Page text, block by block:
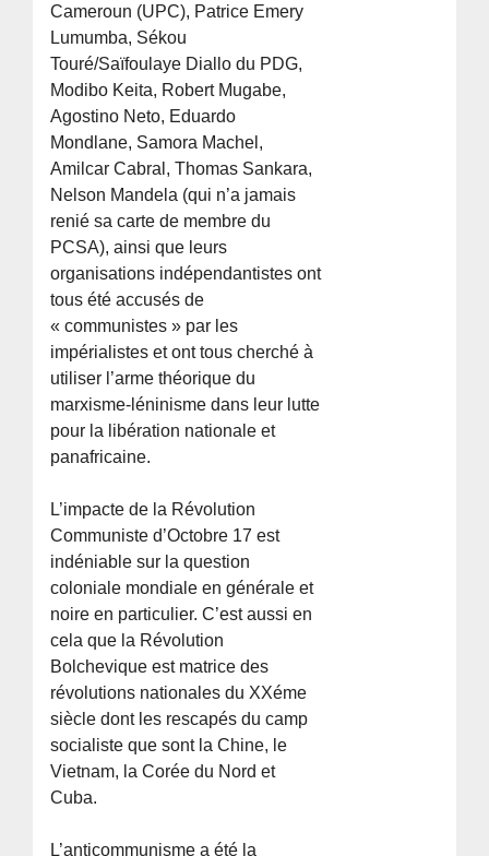
Cameroun (UPC), Patrice Emery
Lumumba, Sékou
Touré/Saïfoulaye Diallo du PDG,
Modibo Keita, Robert Mugabe,
Agostino Neto, Eduardo
Mondlane, Samora Machel,
Amilcar Cabral, Thomas Sankara,
Nelson Mandela (qui n’a jamais
renié sa carte de membre du
PCSA), ainsi que leurs
organisations indépendantistes ont
tous été accusés de
« communistes » par les
impérialistes et ont tous cherché à
utiliser l’arme théorique du
marxisme-léninisme dans leur lutte
pour la libération nationale et
panafricaine.
L’impacte de la Révolution
Communiste d’Octobre 17 est
indéniable sur la question
coloniale mondiale en générale et
noire en particulier. C’est aussi en
cela que la Révolution
Bolchevique est matrice des
révolutions nationales du XXéme
siècle dont les rescapés du camp
socialiste que sont la Chine, le
Vietnam, la Corée du Nord et
Cuba.
L’anticommunisme a été la